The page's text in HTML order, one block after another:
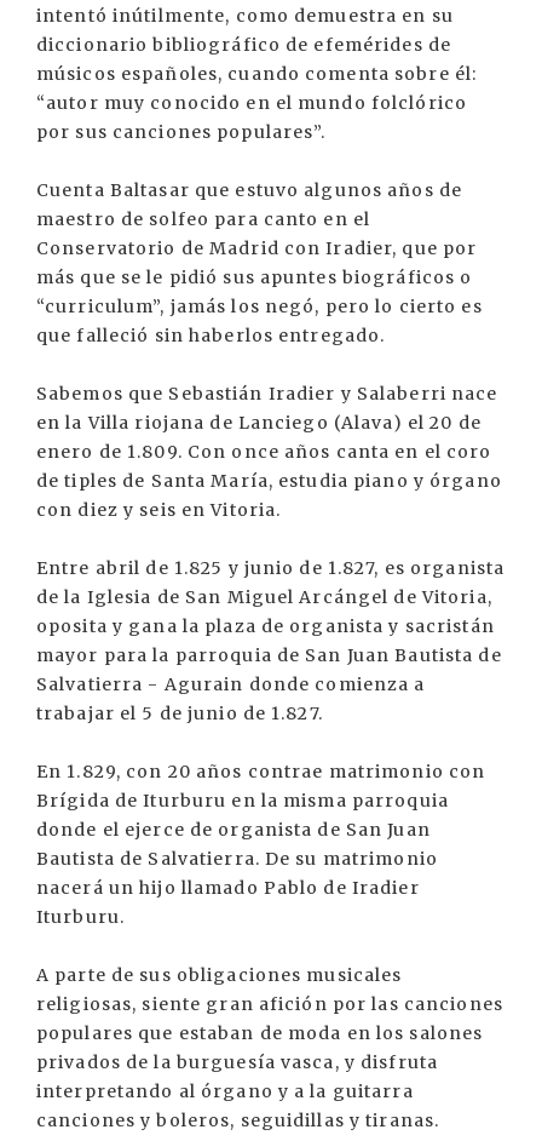
intentó inútilmente, como demuestra en su
diccionario bibliográfico de efemérides de
músicos españoles, cuando comenta sobre él:
“autor muy conocido en el mundo folclórico
por sus canciones populares”.
Cuenta Baltasar que estuvo algunos años de
maestro de solfeo para canto en el
Conservatorio de Madrid con Iradier, que por
más que se le pidió sus apuntes biográficos o
“curriculum”, jamás los negó, pero lo cierto es
que falleció sin haberlos entregado.
Sabemos que Sebastián Iradier y Salaberri nace
en la Villa riojana de Lanciego (Alava) el 20 de
enero de 1.809. Con once años canta en el coro
de tiples de Santa María, estudia piano y órgano
con diez y seis en Vitoria.
Entre abril de 1.825 y junio de 1.827, es organista
de la Iglesia de San Miguel Arcángel de Vitoria,
oposita y gana la plaza de organista y sacristán
mayor para la parroquia de San Juan Bautista de
Salvatierra - Agurain donde comienza a
trabajar el 5 de junio de 1.827.
En 1.829, con 20 años contrae matrimonio con
Brígida de Iturburu en la misma parroquia
donde el ejerce de organista de San Juan
Bautista de Salvatierra. De su matrimonio
nacerá un hijo llamado Pablo de Iradier
Iturburu.
A parte de sus obligaciones musicales
religiosas, siente gran afición por las canciones
populares que estaban de moda en los salones
privados de la burguesía vasca, y disfruta
interpretando al órgano y a la guitarra
canciones y boleros, seguidillas y tiranas.